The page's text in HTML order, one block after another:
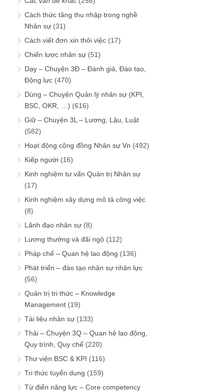
Cách thức tăng thu nhập trong nghề
Nhân sự (31)
Cách viết đơn xin thôi việc (17)
Chiến lược nhân sự (51)
Dạy – Chuyện 3Đ – Đánh giá, Đào tạo,
Động lực (470)
Dùng – Chuyện Quản lý nhân sự (KPI,
BSC, OKR, …) (616)
Giữ – Chuyện 3L – Lương, Lậu, Luật
(582)
Hoạt động cộng đồng Nhân sự Vn (492)
Kiếp người (16)
Kinh nghiệm tư vấn Quản trị Nhân sự
(17)
Kinh nghiệm xây dựng mô tả công việc
(8)
Lãnh đạo nhân sự (8)
Lương thưởng và đãi ngộ (112)
Pháp chế – Quan hệ lao động (136)
Phát triển – đào tạo nhân sự nhân lực
(56)
Quản trị tri thức – Knowledge
Management (19)
Tài liệu nhân sự (133)
Thải – Chuyện 3Q – Quan hệ lao động,
Quy trình, Quy chế (220)
Thư viện BSC & KPI (116)
Tri thức tuyển dụng (159)
Từ điển năng lực – Core competency